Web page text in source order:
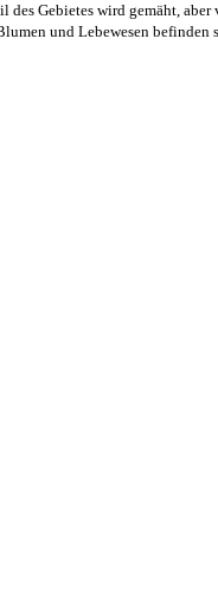
des Gebietes wird gemäht,
und Lebewesen befinden